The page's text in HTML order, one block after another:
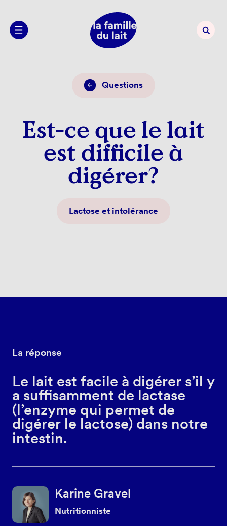
Questions
Est-ce que le lait
est difficile à
digérer?
Lactose et intolérance
La réponse
Le lait est facile à digérer s’il y
a suffisamment de lactase
(l’enzyme qui permet de
digérer le lactose) dans notre
intestin.
Karine Gravel
Nutritionniste